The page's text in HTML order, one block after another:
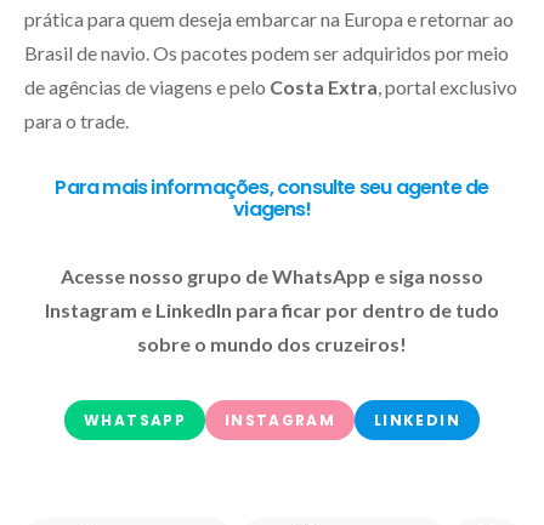
prática para quem deseja embarcar na Europa e retornar ao
Brasil de navio. Os pacotes podem ser adquiridos por meio
de agências de viagens e pelo Costa Extra, portal exclusivo
para o trade.
Para mais informações, consulte seu agente de
viagens!
Acesse nosso grupo de WhatsApp e siga nosso
Instagram e LinkedIn para ficar por dentro de tudo
sobre o mundo dos cruzeiros!
WHATSAPP INSTAGRAM LINKEDIN